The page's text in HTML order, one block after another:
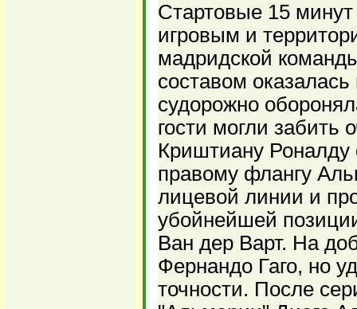
Стартовые 15
игровым и
мадридской
составом
судорожно
гости могли забить
Криштиану Роналду
правому флангу
лицевой линии и
убойнейшей
Ван дер Варт. На
Фернандо Гаго, но
точности. После